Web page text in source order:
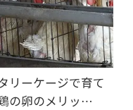
リーケージで育て
の卵のメリッ…